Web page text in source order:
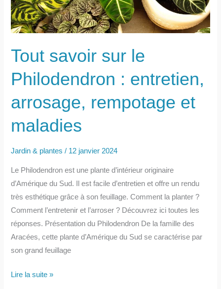
Tout savoir sur le
Philodendron : entretien,
arrosage, rempotage et
maladies
Jardin & plantes / 12 janvier 2024
Le Philodendron est une plante d’intérieur originaire
d’Amérique du Sud. Il est facile d’entretien et offre un rendu
très esthétique grâce à son feuillage. Comment la planter ?
Comment l’entretenir et l’arroser ? Découvrez ici toutes les
réponses. Présentation du Philodendron De la famille des
Aracées, cette plante d’Amérique du Sud se caractérise par
son grand feuillage
Tout
Lire la suite »